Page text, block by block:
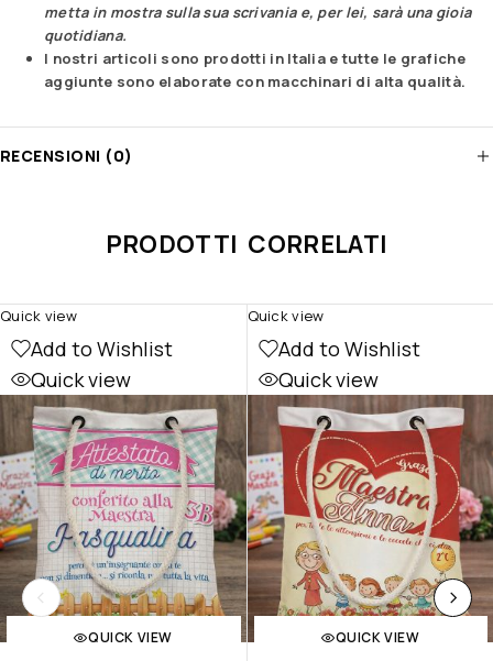
metta in mostra sulla sua scrivania e, per lei, sarà una gioia
quotidiana.
I nostri articoli sono prodotti in Italia e tutte le grafiche
aggiunte sono elaborate con macchinari di alta qualità.
RECENSIONI (0)
PRODOTTI CORRELATI
Add to Wishlist
Quick view
QUICK VIEW
Quick view
Add to Wishlist
Quick view
QUICK VIEW
Quick view